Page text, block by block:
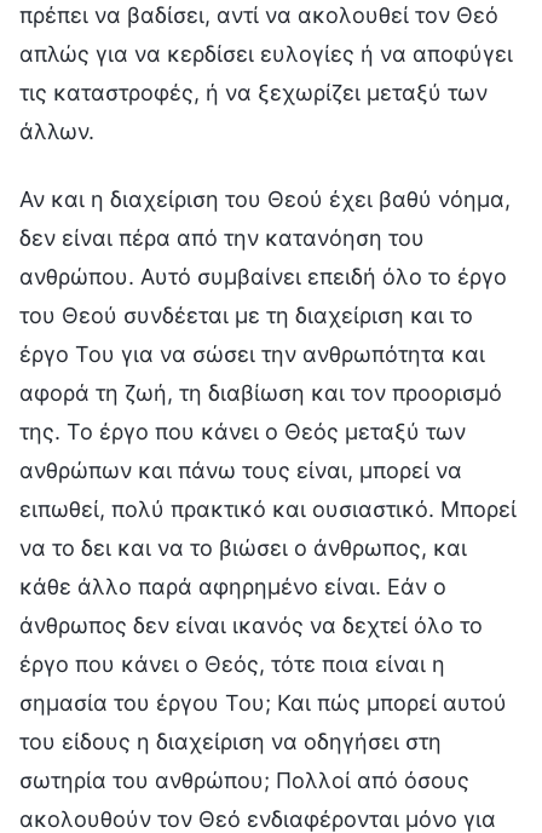
πρέπει να βαδίσει, αντί να ακολουθεί τον Θεό
απλώς για να κερδίσει ευλογίες ή να αποφύγει
τις καταστροφές, ή να ξεχωρίζει μεταξύ των
άλλων.
Αν και η διαχείριση του Θεού έχει βαθύ νόημα,
δεν είναι πέρα από την κατανόηση του
ανθρώπου. Αυτό συμβαίνει επειδή όλο το έργο
του Θεού συνδέεται με τη διαχείριση και το
έργο Του για να σώσει την ανθρωπότητα και
αφορά τη ζωή, τη διαβίωση και τον προορισμό
της. Το έργο που κάνει ο Θεός μεταξύ των
ανθρώπων και πάνω τους είναι, μπορεί να
ειπωθεί, πολύ πρακτικό και ουσιαστικό. Μπορεί
να το δει και να το βιώσει ο άνθρωπος, και
κάθε άλλο παρά αφηρημένο είναι. Εάν ο
άνθρωπος δεν είναι ικανός να δεχτεί όλο το
έργο που κάνει ο Θεός, τότε ποια είναι η
σημασία του έργου Του; Και πώς μπορεί αυτού
του είδους η διαχείριση να οδηγήσει στη
σωτηρία του ανθρώπου; Πολλοί από όσους
ακολουθούν τον Θεό ενδιαφέρονται μόνο για